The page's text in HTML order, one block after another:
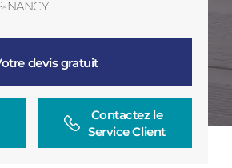
NANCY
devis gratuit
Contactez le
Service Client